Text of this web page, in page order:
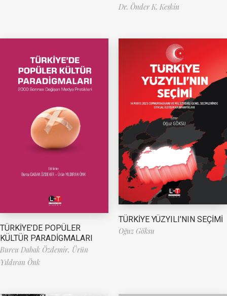
Dr. Önder K. Keskin
TÜRKİYE’DE POPÜLER
KÜLTÜR PARADİGMALARI
Burcu Dabak Özdemir, Ürün
Yıldıran Önk
TÜRKİYE YÜZYILI’NIN SEÇİMİ
Oğuz Göksu